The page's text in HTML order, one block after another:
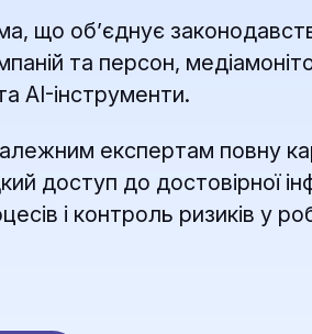
що об’єднує
та персон,
AI-інструменти.
експертам повну
доступ до достовірної
і контроль ризиків у